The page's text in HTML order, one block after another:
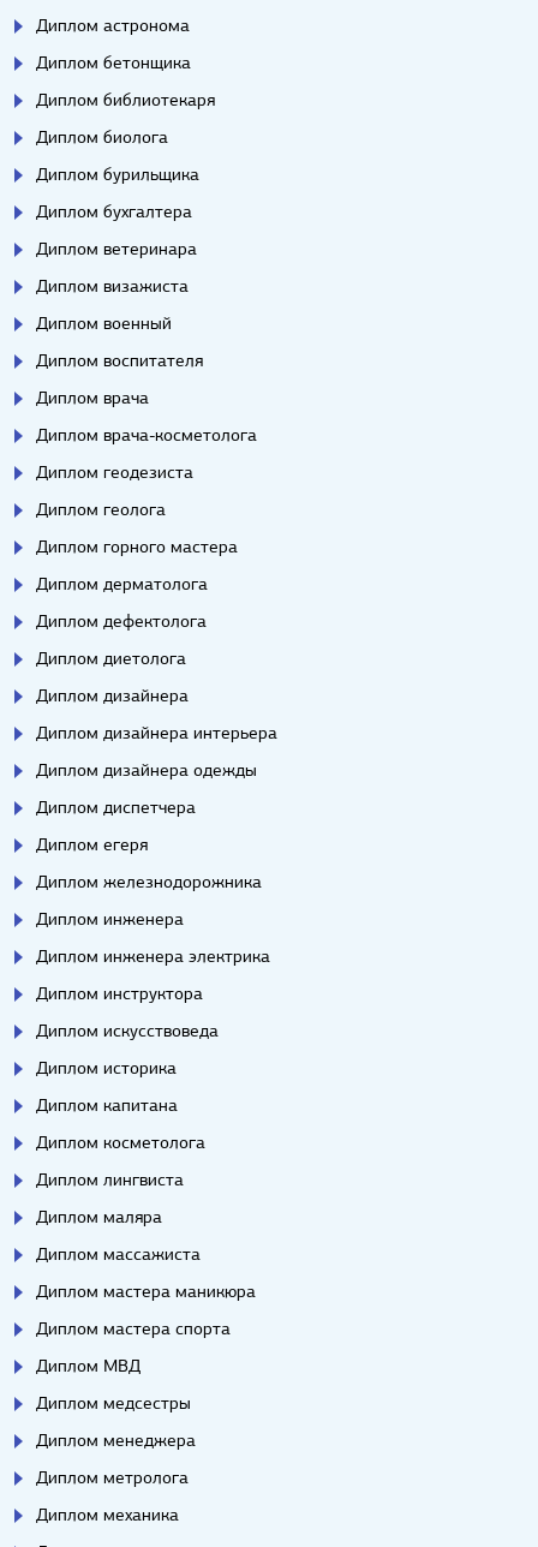
Диплом астронома
Диплом бетонщика
Диплом библиотекаря
Диплом биолога
Диплом бурильщика
Диплом бухгалтера
Диплом ветеринара
Диплом визажиста
Диплом военный
Диплом воспитателя
Диплом врача
Диплом врача-косметолога
Диплом геодезиста
Диплом геолога
Диплом горного мастера
Диплом дерматолога
Диплом дефектолога
Диплом диетолога
Диплом дизайнера
Диплом дизайнера интерьера
Диплом дизайнера одежды
Диплом диспетчера
Диплом егеря
Диплом железнодорожника
Диплом инженера
Диплом инженера электрика
Диплом инструктора
Диплом искусствоведа
Диплом историка
Диплом капитана
Диплом косметолога
Диплом лингвиста
Диплом маляра
Диплом массажиста
Диплом мастера маникюра
Диплом мастера спорта
Диплом МВД
Диплом медсестры
Диплом менеджера
Диплом метролога
Диплом механика